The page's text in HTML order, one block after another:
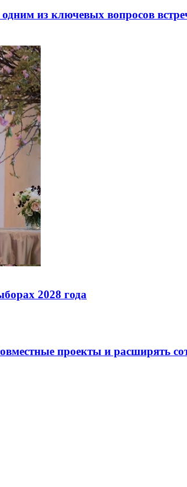
из ключевых вопросов
2028 года
проекты и расширять